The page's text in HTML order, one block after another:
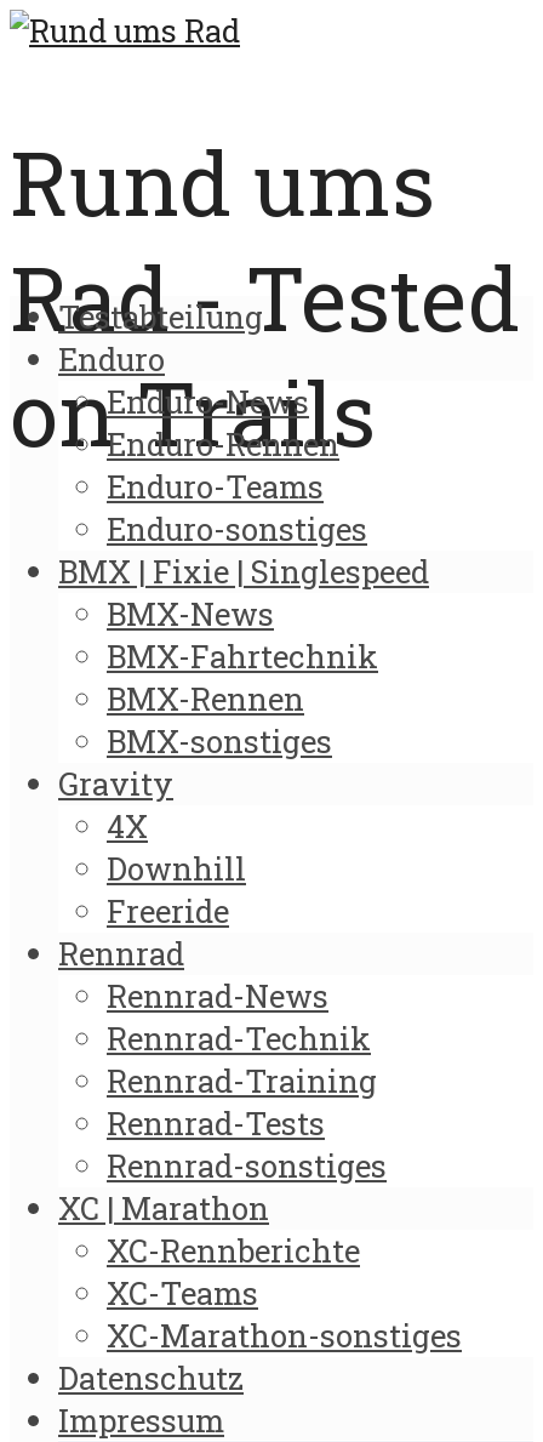
Rund ums
Rad - Tested
on Trails
Testabteilung
Enduro
Enduro-News
Enduro-Rennen
Enduro-Teams
Enduro-sonstiges
BMX | Fixie | Singlespeed
BMX-News
BMX-Fahrtechnik
BMX-Rennen
BMX-sonstiges
Gravity
4X
Downhill
Freeride
Rennrad
Rennrad-News
Rennrad-Technik
Rennrad-Training
Rennrad-Tests
Rennrad-sonstiges
XC | Marathon
XC-Rennberichte
XC-Teams
XC-Marathon-sonstiges
Datenschutz
Impressum